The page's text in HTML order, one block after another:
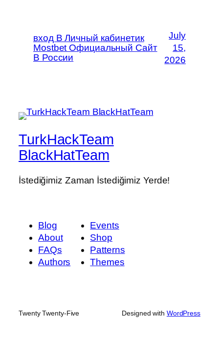
вход В Личный кабинетик
Mostbet Официальный Сайт
В России
July
15,
2026
TurkHackTeam
BlackHatTeam
İstediğimiz Zaman İstediğimiz Yerde!
Blog
About
FAQs
Authors
Events
Shop
Patterns
Themes
Twenty Twenty-Five Designed with WordPress